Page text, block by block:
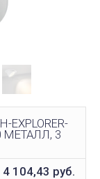
МЕТАЛЛ, 3
4 104,43 руб.